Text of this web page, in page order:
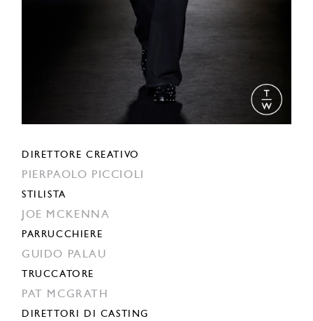
DIRETTORE CREATIVO
PIERPAOLO PICCIOLI
STILISTA
JOE MCKENNA
PARRUCCHIERE
GUIDO PALAU
TRUCCATORE
PAT MCGRATH
DIRETTORI DI CASTING